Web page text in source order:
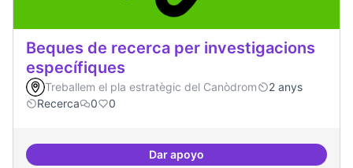
Beques de recerca per investigacions
específiques
Treballem el pla estratègic del Canòdrom
2 anys
Recerca
0 0
Dar apoyoBeques de recerca per